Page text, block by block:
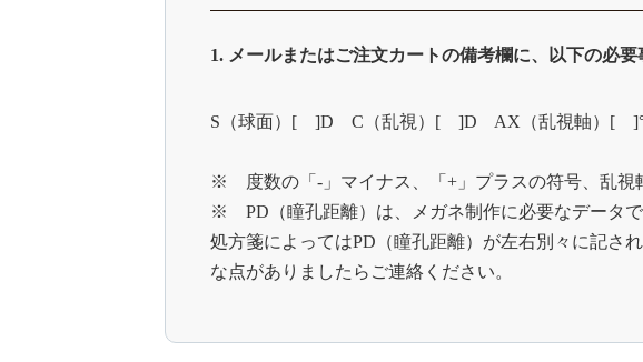
1. メールまたはご注文カートの備考欄に、以下の必要
S（球面）[ ]D C（乱視）[ ]D AX（乱視軸）[
※ 度数の「-」マイナス、「+」プラスの符号、乱視
※ PD（瞳孔距離）は、メガネ制作に必要なデータで
処方箋によってはPD（瞳孔距離）が左右別々に記さ
な点がありましたらご連絡ください。